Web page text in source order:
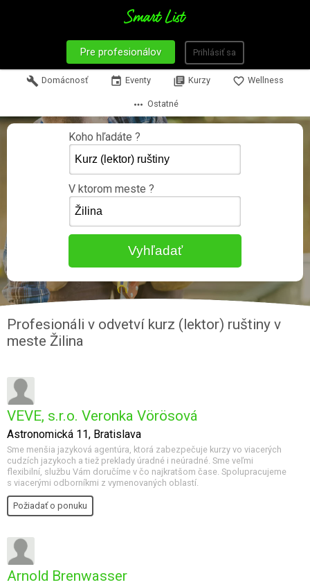
Pre profesionálov Prihlásiť sa
build Domácnosť event Eventy library_books Kurzy favorite_border Wellness
more_horiz Ostatné
Koho hľadáte ?
V ktorom meste ?
Profesionáli v odvetví kurz (lektor) ruštiny v
meste Žilina
VEVE, s.r.o. Veronka Vörösová
Astronomická 11, Bratislava
Sme menšia jazyková agentúra, ktorá zabezpečuje kurzy vo viacerých
cudzích jazykoch a tiež preklady úradné i neúradné. Sme veľmi
flexibilní, službu Vám doručíme v čo najkratšom čase. Spolupracujeme
s viacerými odborníkmi z vymenovaných oblastí.
Požiadať o ponuku
Arnold Brenwasser